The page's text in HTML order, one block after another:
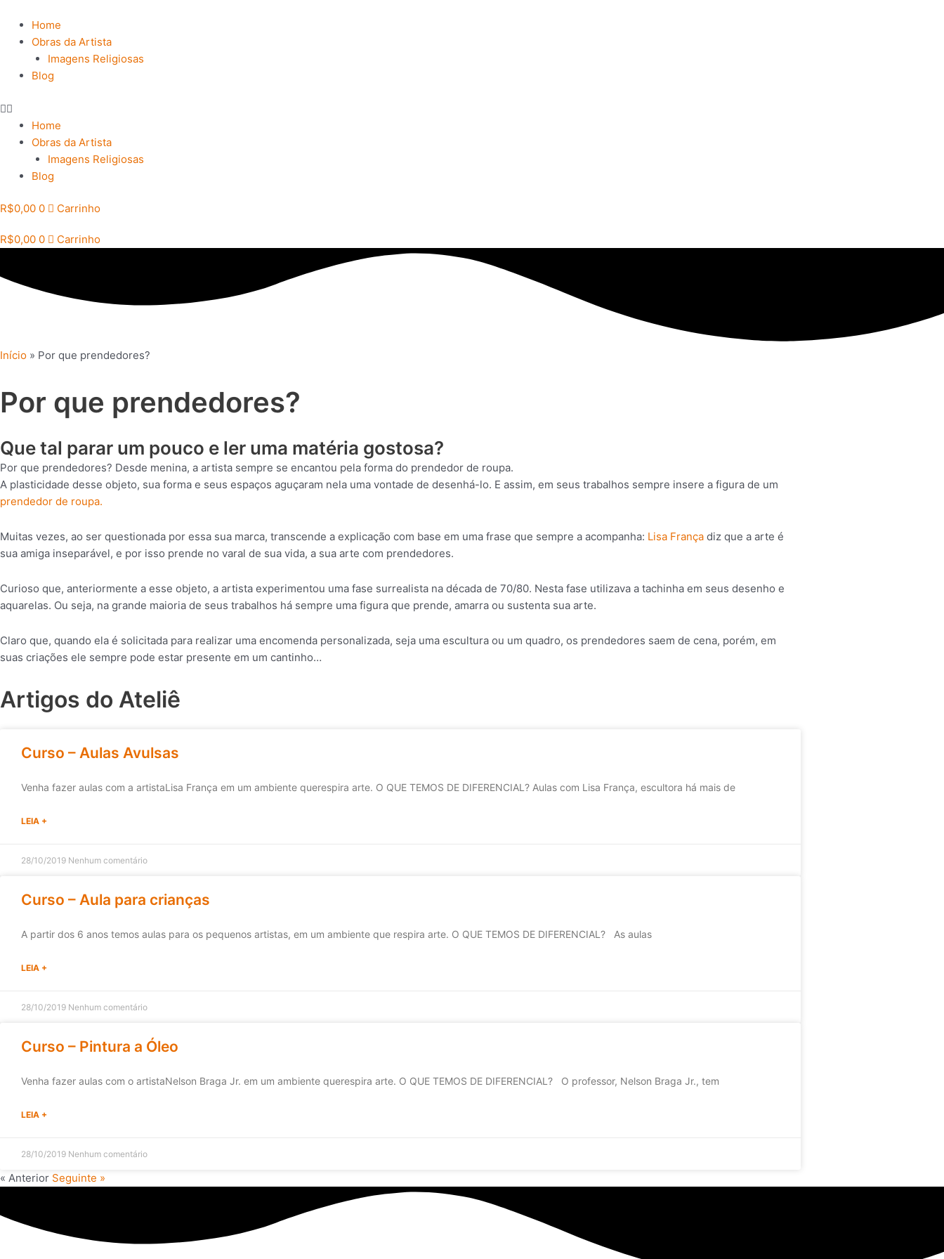
para
conteúdo
Home
Obras da Artista
Imagens Religiosas
Blog
Home
Obras da Artista
Imagens Religiosas
Blog
R$0,00 0 Carrinho
R$0,00 0 Carrinho
Início » Por que prendedores?
Por que prendedores?
Que tal parar um pouco e ler uma matéria gostosa?
Por que prendedores? Desde menina, a artista sempre se encantou pela forma do prendedor de roupa.
A plasticidade desse objeto, sua forma e seus espaços aguçaram nela uma vontade de desenhá-lo. E assim, em seus trabalhos sempre insere a figura de um
prendedor de roupa.
Muitas vezes, ao ser questionada por essa sua marca, transcende a explicação com base em uma frase que sempre a acompanha: Lisa França diz que a arte é
sua amiga inseparável, e por isso prende no varal de sua vida, a sua arte com prendedores.
Curioso que, anteriormente a esse objeto, a artista experimentou uma fase surrealista na década de 70/80. Nesta fase utilizava a tachinha em seus desenho e
aquarelas. Ou seja, na grande maioria de seus trabalhos há sempre uma figura que prende, amarra ou sustenta sua arte.
Claro que, quando ela é solicitada para realizar uma encomenda personalizada, seja uma escultura ou um quadro, os prendedores saem de cena, porém, em
suas criações ele sempre pode estar presente em um cantinho…
Artigos do Ateliê
Curso – Aulas Avulsas
Venha fazer aulas com a artistaLisa França em um ambiente querespira arte. O QUE TEMOS DE DIFERENCIAL? Aulas com Lisa França, escultora há mais de
LEIA +
28/10/2019 Nenhum comentário
Curso – Aula para crianças
A partir dos 6 anos temos aulas para os pequenos artistas, em um ambiente que respira arte. O QUE TEMOS DE DIFERENCIAL? As aulas
LEIA +
28/10/2019 Nenhum comentário
Curso – Pintura a Óleo
Venha fazer aulas com o artistaNelson Braga Jr. em um ambiente querespira arte. O QUE TEMOS DE DIFERENCIAL? O professor, Nelson Braga Jr., tem
LEIA +
28/10/2019 Nenhum comentário
« Anterior Seguinte »